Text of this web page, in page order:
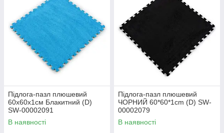
Підлога-пазл плюшевий
60х60х1см Блакитний (D)
SW-00002091
В наявності
Підлога-пазл плюшевий
ЧОРНИЙ 60*60*1cm (D) SW-
00002079
В наявності